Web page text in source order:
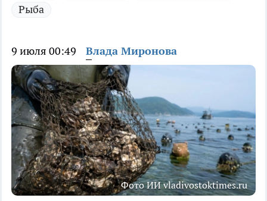
Рыба
9 июля 00:49 Влада Миронова
Фото ИИ vladivostoktimes.ru